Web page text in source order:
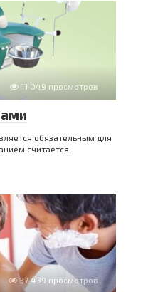
11 049 просмотров
обязательным для
считается
37 439 просмотров